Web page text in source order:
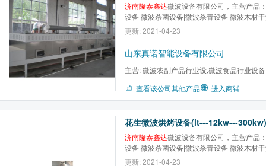
济南隆泰鑫达微波设备有限公司，主营产品
设备|微波杀菌设备|微波杀青设备|微波木材
干设备|微波金银花干燥杀青设备|微波低温
质，卓越服务，让利客户促进隆泰常规设备
更新: 2021-04-23
山东真诺智能设备有限公司
主营:微波农副产品行业设,微波食品行业设
查看该公司其他产品 进入商铺
花生微波烘烤设备(lt---12kw---300kw)
济南隆泰鑫达微波设备有限公司，主营产品
设备|微波杀菌设备|微波杀青设备|微波木材
干设备|微波金银花干燥杀青设备|微波低温
更新: 2021-04-23